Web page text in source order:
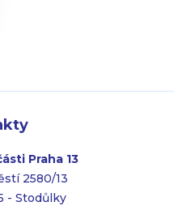
Praha 13
2580/13
- Stodůlky